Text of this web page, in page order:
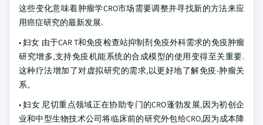
这些变化意味着肿瘤学CRO市场需要调整并寻找新的方法来应
用癌症研究的最新发展.
• 妇女 由于CAR T和免疫检查站抑制剂免疫外科需求的免疫肿瘤
研究增多,支持免疫机能系统的合成模型的使用变得至关重要.
这种疗法增加了对虚拟研究的需求,以更好地了解免疫-肿瘤关
系。
• 妇女 尼切重点领域正在协助专门的CRO蓬勃发展,因为初创企
业和中型生物技术公司将临床前的研究外包给CRO,因为成本降